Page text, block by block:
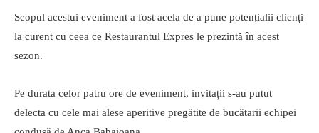
Scopul acestui eveniment a fost acela de a pune potențialii clienți
la curent cu ceea ce Restaurantul Expres le prezintă în acest
sezon.
Pe durata celor patru ore de eveniment, invitații s-au putut
delecta cu cele mai alese aperitive pregătite de bucătarii echipei